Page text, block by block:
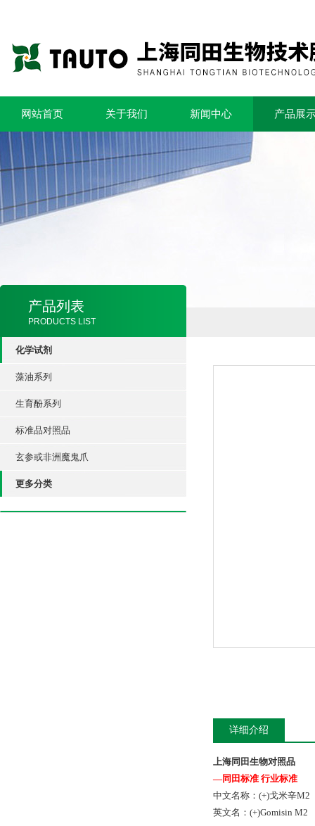
网站首页 关于我们 新闻中心 产品展
产品列表
PRODUCTS LIST
化学试剂
藻油系列
生育酚系列
标准品对照品
玄参或非洲魔鬼爪
更多分类
详细介绍
上海同田生物对照品
—同田标准 行业标准
中文名称：(+)戈米辛M2
英文名： (+)Gomisin M2